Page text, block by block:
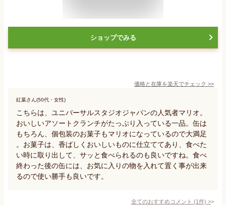
ショップでみる
価格と在庫を楽天でチェック >>
紅葉さん(50代・女性)
こちらは、ユニバーサルスタジオジャパンの人気者マリオ。
おいしいアソートクランチがたっぷり入っている一品。缶は
もちろん、個包装のお菓子もマリオになっているので大満足
。お菓子は、香ばしくおいしいものに仕立ててあり、食べた
い時に取り出して、サッと食べられるのも良いですね。食べ
終わった後の缶には、お気に入りの物を入れて置く事が出来
るので使い勝手も良いです。
全てのおすすめコメント (1件) >